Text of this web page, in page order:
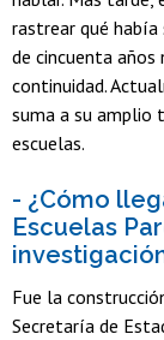
rastrear qué
de cincuenta años
continuidad.
suma a su amplio
escuelas.
- ¿Cómo
Escuelas
Fue la
Secretaría de